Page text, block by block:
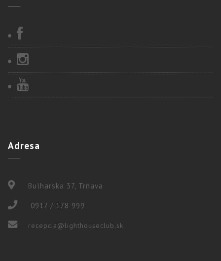
Adresa
Bulharska 37, Trnava
0917 / 178 999
recepcia@lighthouseclub.sk